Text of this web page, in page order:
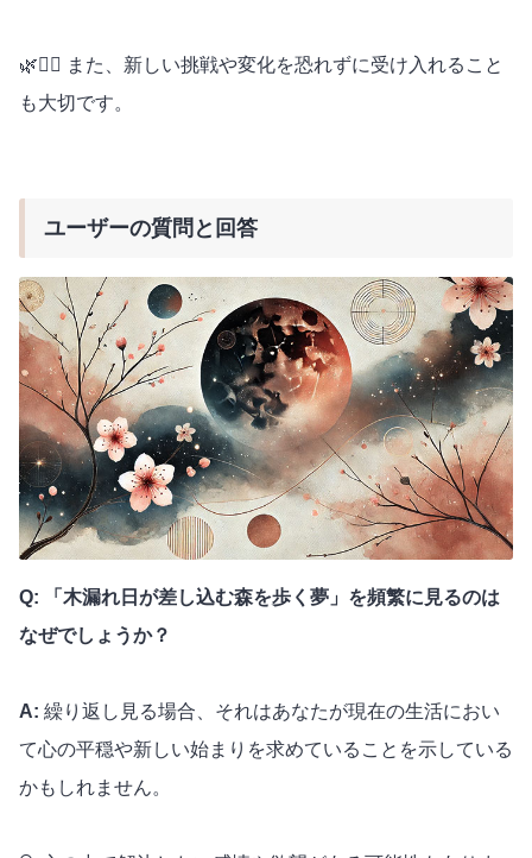
🌿🧘‍♀️ また、新しい挑戦や変化を恐れずに受け入れること
も大切です。
ユーザーの質問と回答
Q: 「木漏れ日が差し込む森を歩く夢」を頻繁に見るのは
なぜでしょうか？
A: 繰り返し見る場合、それはあなたが現在の生活におい
て心の平穏や新しい始まりを求めていることを示している
かもしれません。